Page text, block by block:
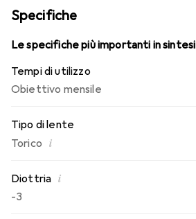
tutto il giorno con le lenti mensili.
Specifiche
Le specifiche più importanti in sintesi
Tempi di utilizzo
Obiettivo mensile
Tipo di lente
Torico i
Diottria i
-3